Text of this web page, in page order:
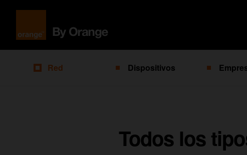
Red Dispositivos
Todos los